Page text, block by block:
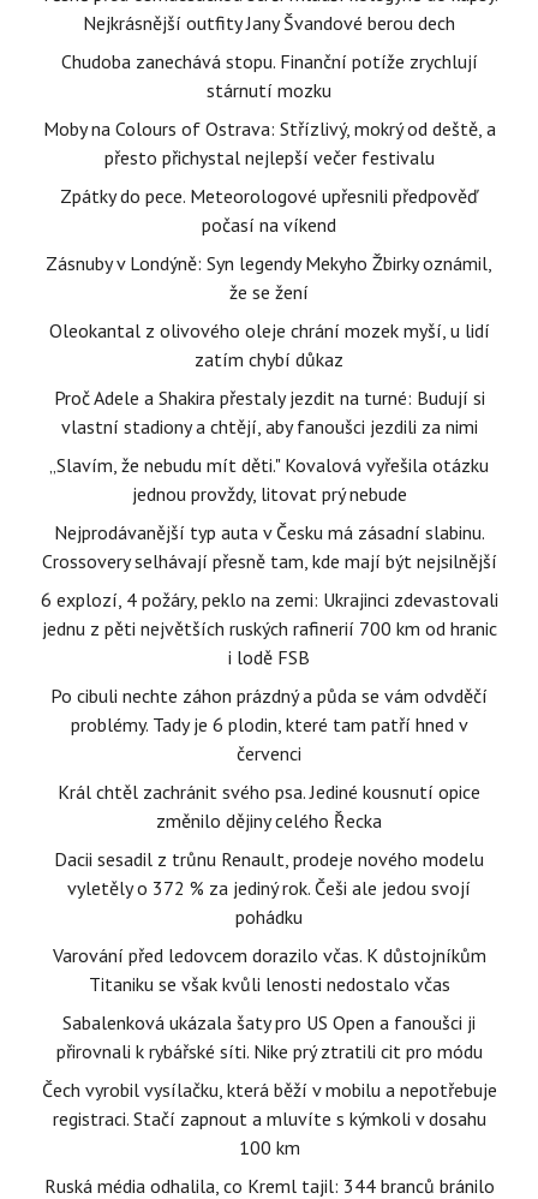
Nejkrásnější outfity Jany Švandové berou dech
Chudoba zanechává stopu. Finanční potíže zrychlují
stárnutí mozku
Moby na Colours of Ostrava: Střízlivý, mokrý od deště, a
přesto přichystal nejlepší večer festivalu
Zpátky do pece. Meteorologové upřesnili předpověď
počasí na víkend
Zásnuby v Londýně: Syn legendy Mekyho Žbirky oznámil,
že se žení
Oleokantal z olivového oleje chrání mozek myší, u lidí
zatím chybí důkaz
Proč Adele a Shakira přestaly jezdit na turné: Budují si
vlastní stadiony a chtějí, aby fanoušci jezdili za nimi
„Slavím, že nebudu mít děti." Kovalová vyřešila otázku
jednou provždy, litovat prý nebude
Nejprodávanější typ auta v Česku má zásadní slabinu.
Crossovery selhávají přesně tam, kde mají být nejsilnější
6 explozí, 4 požáry, peklo na zemi: Ukrajinci zdevastovali
jednu z pěti největších ruských rafinerií 700 km od hranic
i lodě FSB
Po cibuli nechte záhon prázdný a půda se vám odvděčí
problémy. Tady je 6 plodin, které tam patří hned v
červenci
Král chtěl zachránit svého psa. Jediné kousnutí opice
změnilo dějiny celého Řecka
Dacii sesadil z trůnu Renault, prodeje nového modelu
vyletěly o 372 % za jediný rok. Češi ale jedou svojí
pohádku
Varování před ledovcem dorazilo včas. K důstojníkům
Titaniku se však kvůli lenosti nedostalo včas
Sabalenková ukázala šaty pro US Open a fanoušci ji
přirovnali k rybářské síti. Nike prý ztratili cit pro módu
Čech vyrobil vysílačku, která běží v mobilu a nepotřebuje
registraci. Stačí zapnout a mluvíte s kýmkoli v dosahu
100 km
Ruská média odhalila, co Kreml tajil: 344 branců bránilo